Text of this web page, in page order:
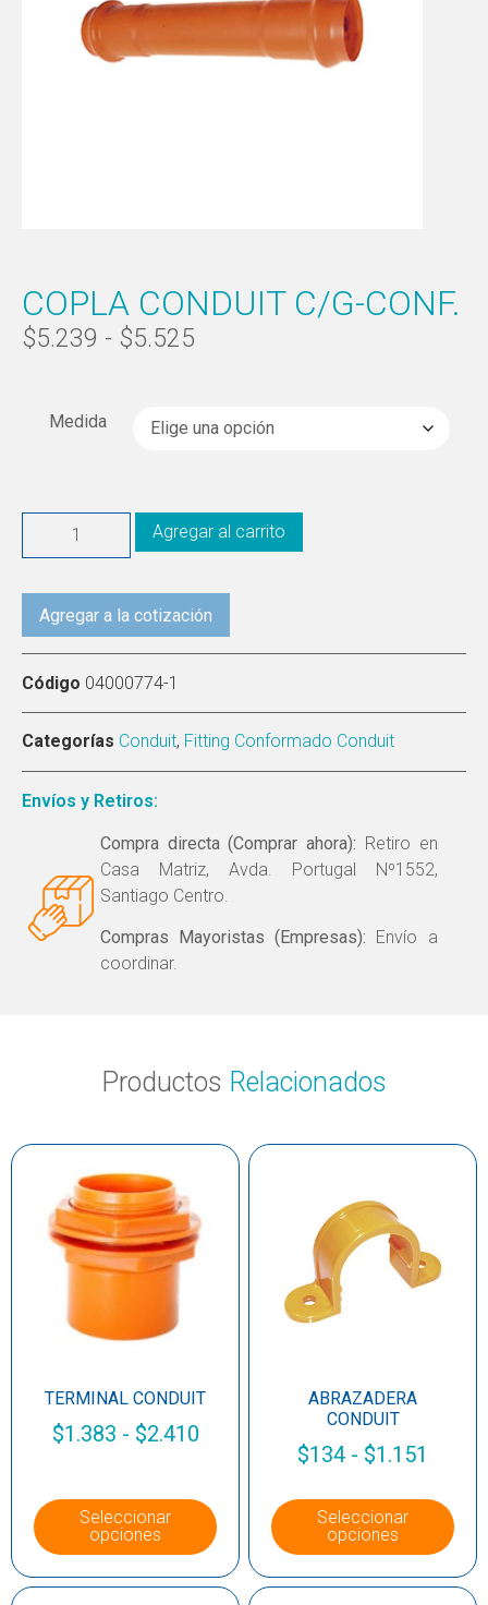
COPLA CONDUIT C/G-CONF.
$5.239 - $5.525
Medida
Agregar al carrito
Agregar a la cotización
Código 04000774-1
Categorías Conduit, Fitting Conformado Conduit
Envíos y Retiros:
Compra directa (Comprar ahora): Retiro en
Casa Matriz, Avda. Portugal Nº1552,
Santiago Centro.
Compras Mayoristas (Empresas): Envío a
coordinar.
Productos Relacionados
TERMINAL CONDUIT
$1.383 - $2.410
Seleccionar
opciones
ABRAZADERA
CONDUIT
$134 - $1.151
Seleccionar
opciones